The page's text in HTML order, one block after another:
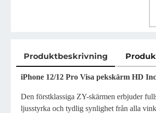
Produktbeskrivning
iPhone 12/12 Pro Visa pekskärm HD
Den förstklassiga ZY-skärmen erbjuder
ljusstyrka och tydlig synlighet från alla